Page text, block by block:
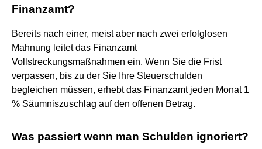
Finanzamt?
Bereits nach einer, meist aber nach zwei erfolglosen
Mahnung leitet das Finanzamt
Vollstreckungsmaßnahmen ein. Wenn Sie die Frist
verpassen, bis zu der Sie Ihre Steuerschulden
begleichen müssen, erhebt das Finanzamt jeden Monat 1
% Säumniszuschlag auf den offenen Betrag.
Was passiert wenn man Schulden ignoriert?